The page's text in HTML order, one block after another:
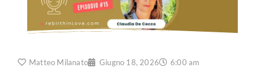
Matteo Milanato Giugno 18, 2026 6:00 am